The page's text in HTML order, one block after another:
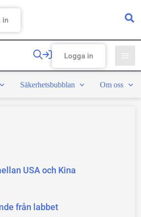
in
Logga in
Säkerhetsbubblan Om oss
USA och Kina
från labbet